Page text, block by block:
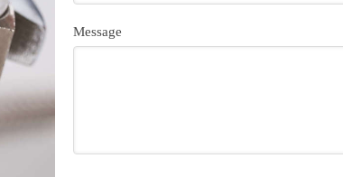
Message